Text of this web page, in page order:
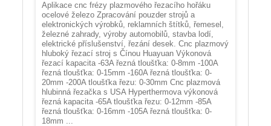
Aplikace cnc frézy plazmového řezacího hořáku
ocelové železo Zpracování pouzder strojů a
elektronických výrobků, reklamních štítků, řemesel,
železné zahrady, výroby automobilů, stavba lodí,
elektrické příslušenství, řezání desek. Cnc plazmový
hluboký řezací stroj s Čínou Huayuan Výkonová
řezací kapacita -63A řezná tloušťka: 0-8mm -100A
řezná tloušťka: 0-15mm -160A řezná tloušťka: 0-
20mm -200A tloušťka řezu: 0-30mm Cnc plazmová
hlubinná řezačka s USA Hyperthermova výkonová
řezná kapacita -65A tloušťka řezu: 0-12mm -85A
řezná tloušťka: 0-16mm -105A řezná tloušťka: 0-
18mm ...